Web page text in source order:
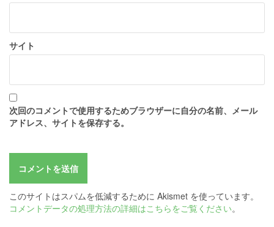
サイト
次回のコメントで使用するためブラウザーに自分の名前、メール
アドレス、サイトを保存する。
このサイトはスパムを低減するために Akismet を使っています。
コメントデータの処理方法の詳細はこちらをご覧ください。